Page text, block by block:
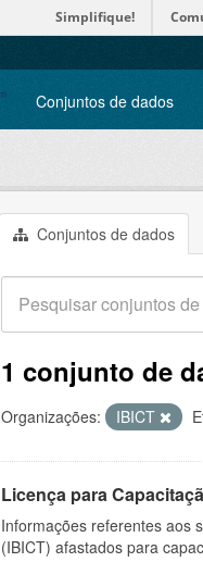
Simplifique!
Conjuntos de dados
Conjuntos de dados
1 conjunto de
Organizações: IBICT
Licença para
Informações referentes aos
(IBICT) afastados para